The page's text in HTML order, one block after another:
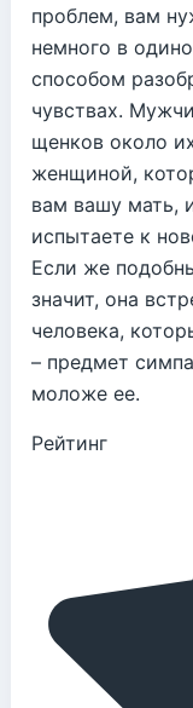
проблем, вам
немного в
способом
чувствах.
щенков около
женщиной,
вам вашу мать,
испытаете к
Если же
значит, она
человека,
– предмет
моложе ее.
Рейтинг